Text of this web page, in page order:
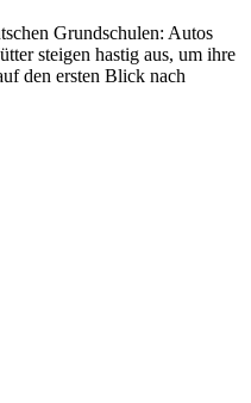
Grundschulen: Autos
steigen hastig aus, um ihre
den ersten Blick nach